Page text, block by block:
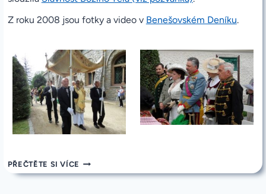
Z roku 2008 jsou fotky a video v Benešovském Deníku.
PŘEČTĚTE SI VÍCE 22.6.2014